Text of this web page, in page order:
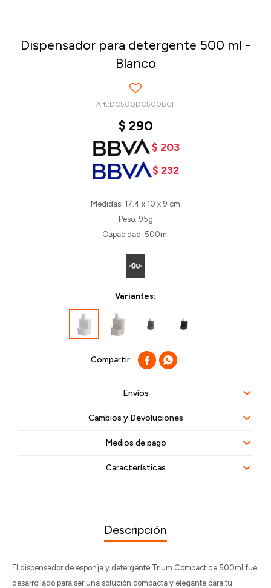
Dispensador para detergente 500 ml -
Blanco
DC500DC500BCF
$ 290
$ 203
$ 232
Medidas: 17.4 x 10 x 9 cm
Peso: 95g
Capacidad: 500ml
Variantes:
 
Envíos
Cambios y Devoluciones
Medios de pago
Características
Descripción
El dispensador de esponja y detergente Trium Compact de 500ml fue
desarrollado para ser una solución compacta y elegante para tu